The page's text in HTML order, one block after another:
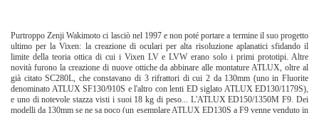
Purtroppo Zenji Wakimoto ci lasciò nel 1997 e non poté portare a termine il suo progetto
ultimo per la Vixen: la creazione di oculari per alta risoluzione aplanatici sfidando il
limite della teoria ottica di cui i Vixen LV e LVW erano solo i primi prototipi. Altre
novità furono la creazione di nuove ottiche da abbinare alle montature ATLUX, oltre al
già citato SC280L, che constavano di 3 rifrattori di cui 2 da 130mm (uno in Fluorite
denominato ATLUX SF130/910S e l'altro con lenti ED siglato ATLUX ED130/1179S),
e uno di notevole stazza visti i suoi 18 kg di peso... L'ATLUX ED150/1350M F9. Dei
modelli da 130mm se ne sa poco (un esemplare ATLUX ED130S a F9 venne venduto in